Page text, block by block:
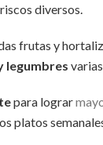
diversos.
frutas y
legumbres
para lograr
platos